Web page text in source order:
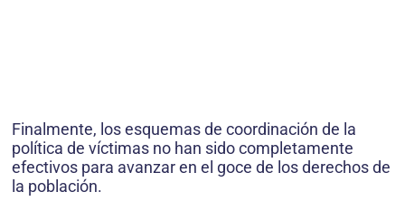
Finalmente, los esquemas de coordinación de la
política de víctimas no han sido completamente
efectivos para avanzar en el goce de los derechos de
la población.